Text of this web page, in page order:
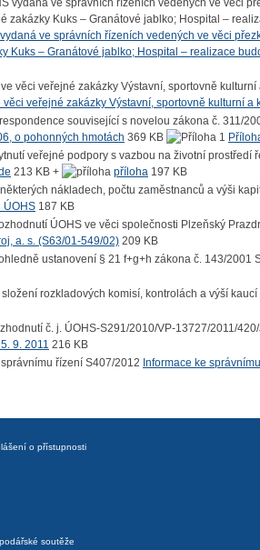
ve správních řízeních vedených ve věci
Kuks – Granátové jablko; Hospital – realizace
věci veřejné zakázky Výstavní, sportovně kulturní
o pohonných hmotách 369 KB
213 KB + příloha 197 KB
ÚOHS 187 KB
a. s. (S63/01-549/02) 209 KB
9. 2011 216 KB
Informace ke
o přístupnosti
soutěže